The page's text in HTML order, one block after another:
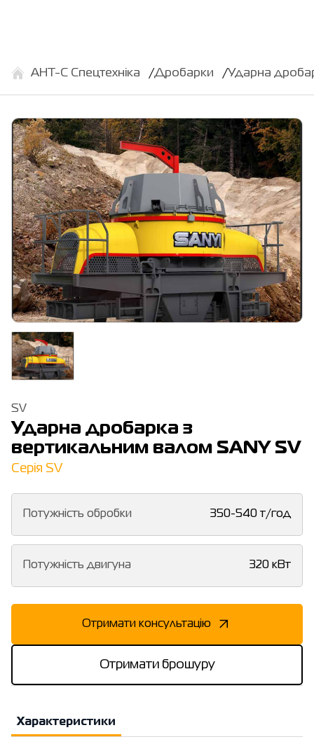
АНТ-С Спецтехніка Дробарки Ударна
SV
Ударна дробарка з
вертикальним валом SANY SV
Серія SV
Потужність обробки 350-540 т/год
Потужність двигуна 320 кВт
Отримати консультацію
Отримати брошуру
Характеристики